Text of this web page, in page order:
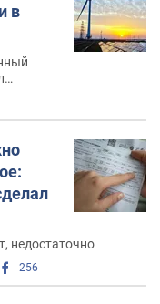
своем первом
Алексея Оржеля на
защиты
– Екатерина.
сети
в
в
недостаточно
256